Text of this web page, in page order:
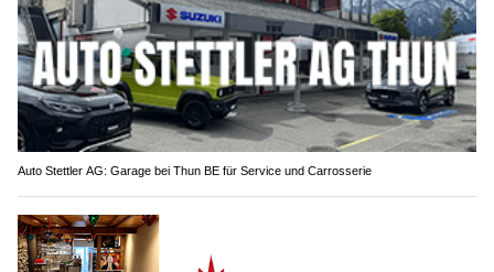
Auto Stettler AG: Garage bei Thun BE für Service und Carrosserie